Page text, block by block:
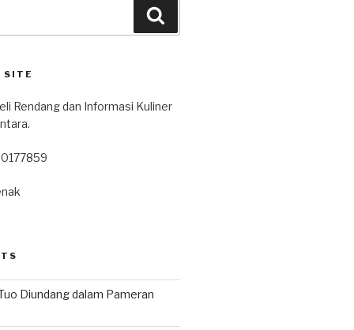
SITE
Rendang dan Informasi Kuliner
Diundang dalam Pameran